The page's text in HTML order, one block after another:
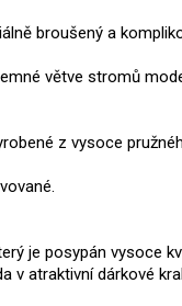
broušený a
větve stromů
z vysoce
je posypán vysoce
v atraktivní dárkové